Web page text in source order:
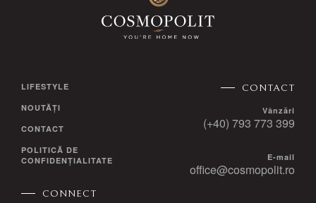
LIFESTYLE
NOUTĂȚI
CONTACT
POLITICĂ DE
CONFIDENȚIALITATE
CONNECT
CONTACT
Vânzări
(+40) 793 773 399
E-mail
office@cosmopolit.ro